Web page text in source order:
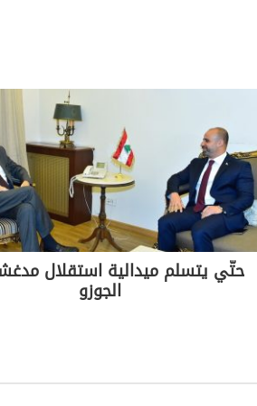
حتّي يتسلم ميدالية استقلال
الجوزو